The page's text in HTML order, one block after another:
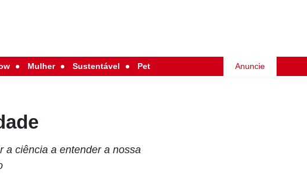
Mulher Sustentável Pet Anuncie
a ciência a entender a nossa